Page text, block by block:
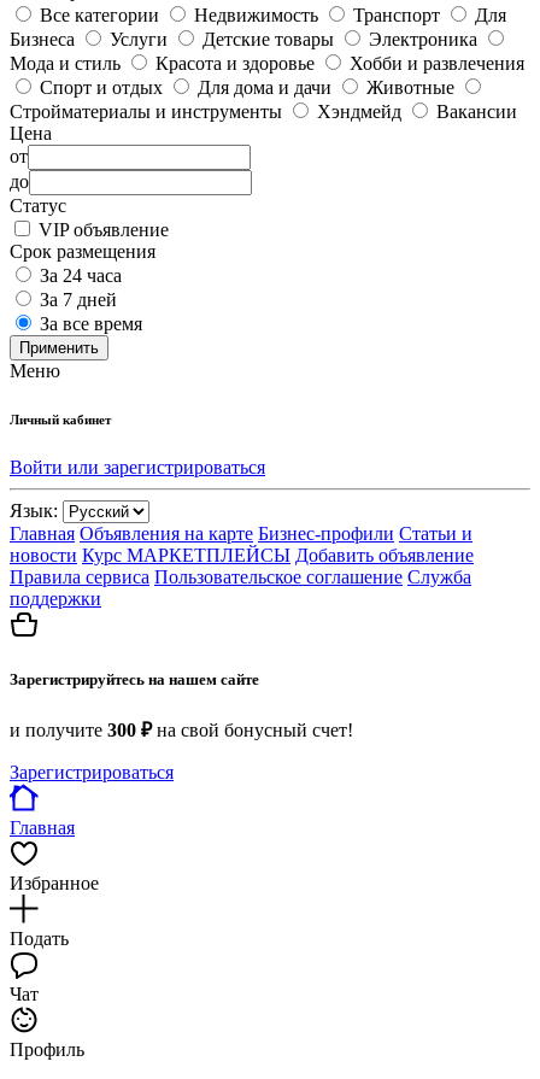
Все категории
Недвижимость Транспорт
Для
Бизнеса
Услуги Детские товары
Электроника
Мода и стиль
Красота и здоровье
Хобби и развлечения
Спорт и отдых
Для дома и дачи
Животные
Стройматериалы и инструменты
Хэндмейд
Вакансии
Цена
от
до
Статус
VIP объявление
Срок размещения
За 24 часа
За 7 дней
За все время
Применить
Меню
Личный кабинет
Войти или зарегистрироваться
Язык:
Главная Объявления на карте Бизнес-профили Статьи и
новости Курс МАРКЕТПЛЕЙСЫ Добавить объявление
Правила сервиса Пользовательское соглашение Служба
поддержки
Зарегистрируйтесь на нашем сайте
и получите 300 ₽на свой бонусный счет!
Зарегистрироваться
Главная
Избранное
Подать
Чат
Профиль